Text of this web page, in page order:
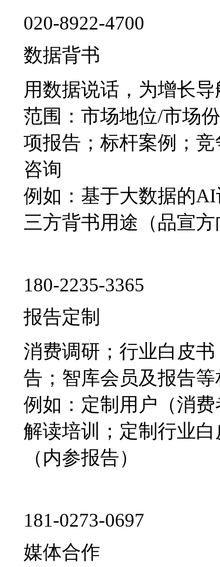
020-8922-4700
数据背书
用数据说话，为增长导
范围：市场地位/市场
项报告；标杆案例；
咨询
例如：基于大数据的
三方背书用途（品宣
180-2235-3365
报告定制
消费调研；行业白皮
告；智库会员及报告
例如：定制用户（消
解读培训；定制行业
（内参报告）
181-0273-0697
媒体合作